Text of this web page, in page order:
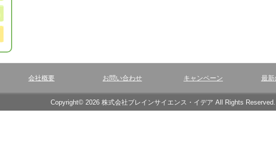
会社概要 お問い合わせ キャンペーン 最新
Copyright© 2026 株式会社ブレインサイエンス・イデア All Rights Reserved.